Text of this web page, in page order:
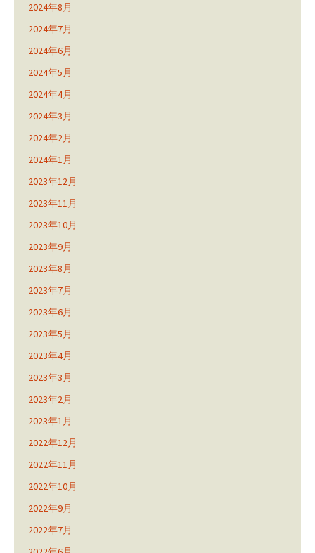
2024年8月
2024年7月
2024年6月
2024年5月
2024年4月
2024年3月
2024年2月
2024年1月
2023年12月
2023年11月
2023年10月
2023年9月
2023年8月
2023年7月
2023年6月
2023年5月
2023年4月
2023年3月
2023年2月
2023年1月
2022年12月
2022年11月
2022年10月
2022年9月
2022年7月